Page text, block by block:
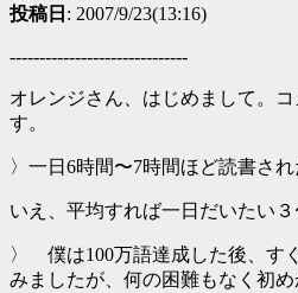
投稿日 : 2007/9/23(13:16)
------------------------------
オレンジさん、はじめまして。
す。
〉一日6時間〜7時間ほど読書さ
いえ、平均すれば一日だいたい３
〉 僕は100万語達成した後、す
みましたが、何の困難もなく初